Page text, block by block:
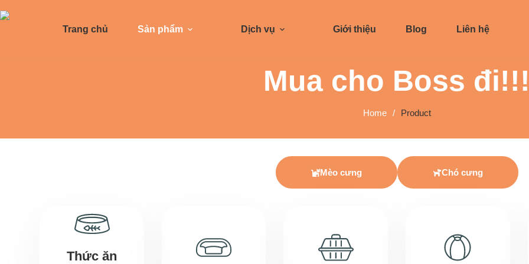
Trang chủ Sản phẩm Dịch vụ Giới thiệu Blog Liên hệ
Mua cho Boss
Home / Product
Mèo cưng Chó cưng
Thức ăn